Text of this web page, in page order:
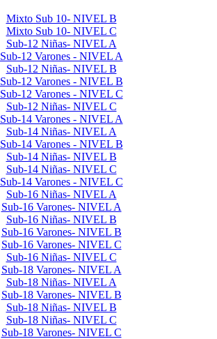
Mixto Sub 10- NIVEL B
Mixto Sub 10- NIVEL C
Sub-12 Niñas- NIVEL A
Sub-12 Varones - NIVEL A
Sub-12 Niñas- NIVEL B
Sub-12 Varones - NIVEL B
Sub-12 Varones - NIVEL C
Sub-12 Niñas- NIVEL C
Sub-14 Varones - NIVEL A
Sub-14 Niñas- NIVEL A
Sub-14 Varones - NIVEL B
Sub-14 Niñas- NIVEL B
Sub-14 Niñas- NIVEL C
Sub-14 Varones - NIVEL C
Sub-16 Niñas- NIVEL A
Sub-16 Varones- NIVEL A
Sub-16 Niñas- NIVEL B
Sub-16 Varones- NIVEL B
Sub-16 Varones- NIVEL C
Sub-16 Niñas- NIVEL C
Sub-18 Varones- NIVEL A
Sub-18 Niñas- NIVEL A
Sub-18 Varones- NIVEL B
Sub-18 Niñas- NIVEL B
Sub-18 Niñas- NIVEL C
Sub-18 Varones- NIVEL C